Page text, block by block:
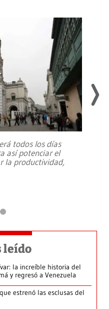
todos los días
así potenciar el
la productividad,
leído
la increíble historia del
y regresó a Venezuela
estrenó las esclusas del